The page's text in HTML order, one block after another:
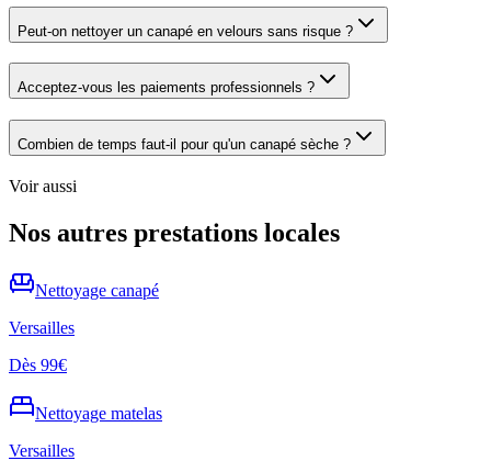
Peut-on nettoyer un canapé en velours sans risque ?
Acceptez-vous les paiements professionnels ?
Combien de temps faut-il pour qu'un canapé sèche ?
Voir aussi
Nos autres prestations locales
Nettoyage canapé
Versailles
Dès 99€
Nettoyage matelas
Versailles